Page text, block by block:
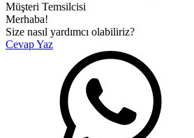
Müşteri Temsilcisi
Merhaba!
Size nasıl yardımcı olabiliriz?
Cevap Yaz